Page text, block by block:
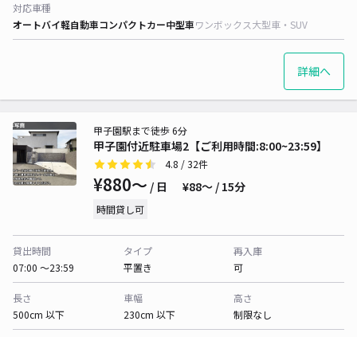
対応車種
オートバイ軽自動車コンパクトカー中型車ワンボックス大型車・SUV
詳細へ
甲子園付近駐車場2【ご利用時間:8:00~23:59】
甲子園駅まで徒歩 6分
4.8 / 32件
¥880〜 / 日 ¥88〜 / 15分
時間貸し可
貸出時間
07:00 〜23:59
タイプ
平置き
再入庫
可
長さ
500cm 以下
車幅
230cm 以下
高さ
制限なし